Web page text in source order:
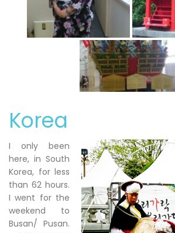
Korea
I only been
here, in South
Korea, for less
than 62 hours.
I went for the
weekend to
Busan/ Pusan.